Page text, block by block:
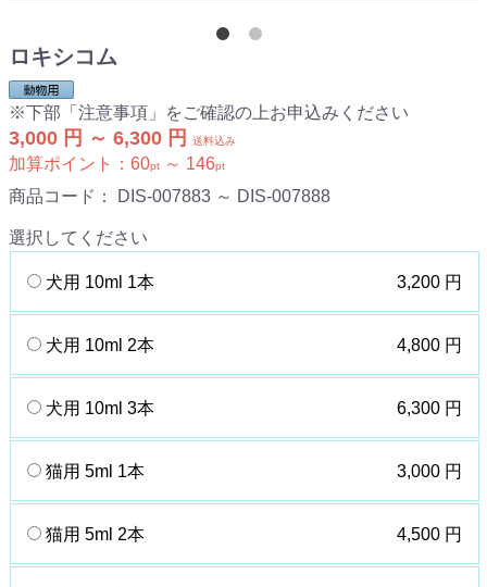
ロキシコム
※下部「注意事項」をご確認の上お申込みください
3,000 円 ～ 6,300 円 送料込み
加算ポイント： 60pt ～ 146pt
商品コード： DIS-007883 ～ DIS-007888
選択してください
犬用 10ml 1本 3,200 円
犬用 10ml 2本 4,800 円
犬用 10ml 3本 6,300 円
猫用 5ml 1本 3,000 円
猫用 5ml 2本 4,500 円